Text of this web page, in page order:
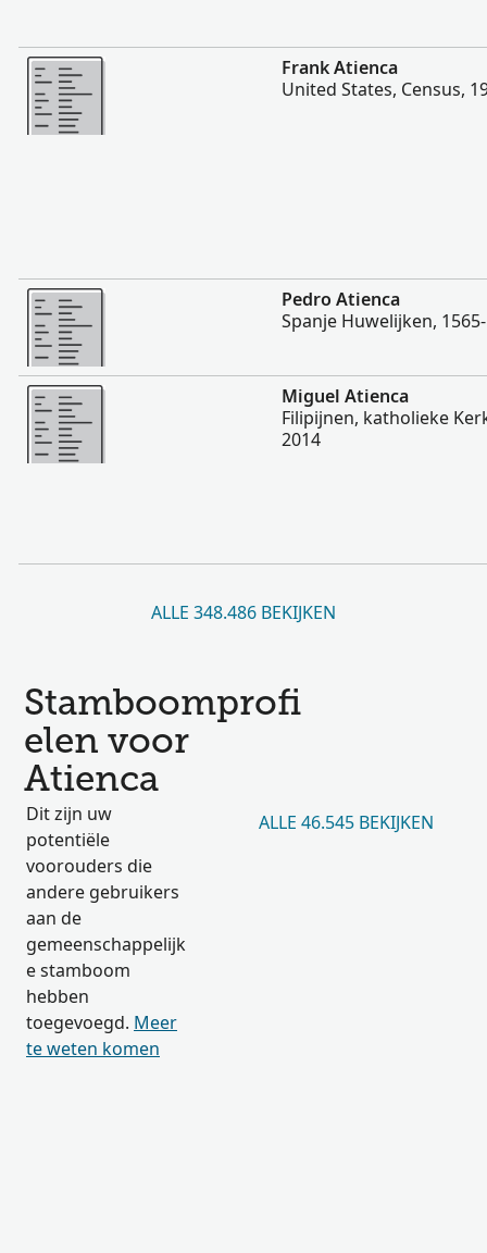
Meer
Frank Atienca
United States, Census,
Meer
Pedro Atienca
Spanje Huwelijken,
Meer
Miguel Atienca
Filipijnen, katholieke
2014
ALLE 348.486 BEKIJKEN
Stamboomprofi
elen voor
Atienca
Dit zijn uw
potentiële
voorouders die
andere gebruikers
aan de
gemeenschappelijk
e stamboom
hebben
toegevoegd. Meer
te weten komen
ALLE 46.545 BEKIJKEN